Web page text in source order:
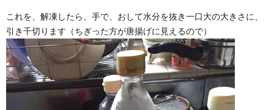
これを、解凍したら、手で、おして水分を抜き一口大の大きさに、
引き千切ります（ちぎった方が唐揚げに見えるので）